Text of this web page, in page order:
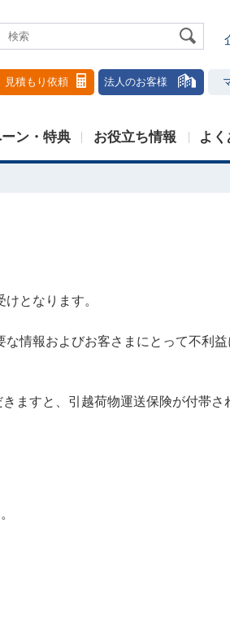
見積もり依頼 法人のお客様
ン・特典 お役立ち情報 よ
となります。
情報およびお客さまにとって不利
ますと、引越荷物運送保険が付帯さ